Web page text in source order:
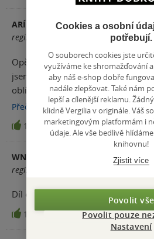
ARÍKA
registrovaný uživatel
Opět skvělá kniha a musím říct, že
jsem uronila. Celou sérii
oblíbila, a trochu mě mrzí, že série
Samoizřejmě autorka napsala i
které pochybuji, že vyjdou v
mi přišel lehce pomalejší a nudný,
dostatečně vykompenzoval. Kniha
akcí. Merit je jako vždy, prostě Merit.
Přečíst více
15 Kniha,
WNIKISEK
registrovaný uživatel
Díl od dílu mě baví víc a víc.
13 Kniha,
Cookies a osobní
potřebují.
O souborech cookies jste
využíváme ke shromažďování
aby náš e-shop dobře
nadále zlepšovat. Také nám
lepší a cílenější reklamu.
klidně Vergilia v originále. Váš
marketingovým platformám i
údaje. Ale vše bedlivě
knihovnu!
Zjistit více
Povolit vše
Povolit pouze
Nastavení